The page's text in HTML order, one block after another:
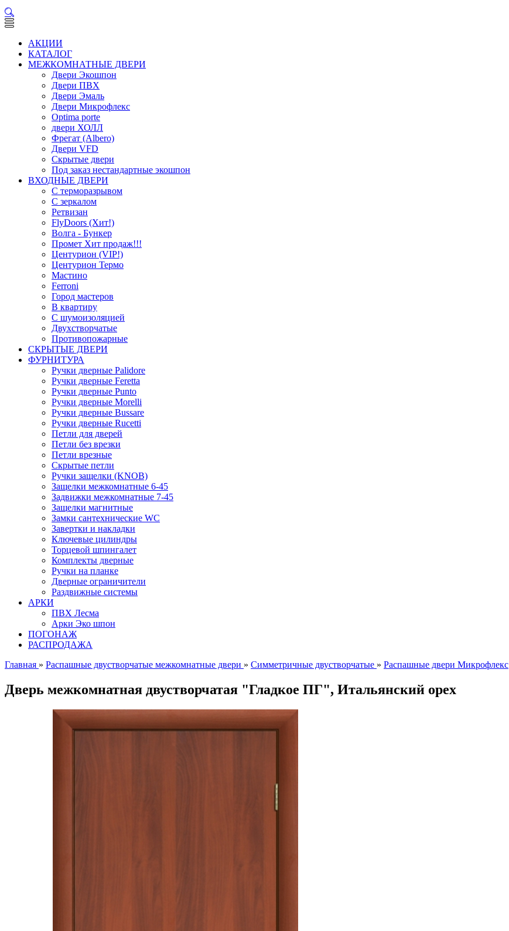
АКЦИИ
КАТАЛОГ
МЕЖКОМНАТНЫЕ ДВЕРИ
Двери Экошпон
Двери ПВХ
Двери Эмаль
Двери Микрофлекс
Optima porte
двери ХОЛЛ
Фрегат (Albero)
Двери VFD
Скрытые двери
Под заказ нестандартные экошпон
ВХОДНЫЕ ДВЕРИ
С терморазрывом
С зеркалом
Ретвизан
FlyDoors (Хит!)
Волга - Бункер
Промет Хит продаж!!!
Центурион (VIP!)
Центурион Термо
Мастино
Ferroni
Город мастеров
В квартиру
С шумоизоляцией
Двухстворчатые
Противопожарные
СКРЫТЫЕ ДВЕРИ
ФУРНИТУРА
Ручки дверные Palidore
Ручки дверные Feretta
Ручки дверные Punto
Ручки дверные Morelli
Ручки дверные Bussare
Ручки дверные Rucetti
Петли для дверей
Петли без врезки
Петли врезные
Скрытые петли
Ручки защелки (KNOB)
Защелки межкомнатные 6-45
Задвижки межкомнатные 7-45
Защелки магнитные
Замки сантехнические WC
Завертки и накладки
Ключевые цилиндры
Торцевой шпингалет
Комплекты дверные
Ручки на планке
Дверные ограничители
Раздвижные системы
АРКИ
ПВХ Лесма
Арки Эко шпон
ПОГОНАЖ
РАСПРОДАЖА
Главная » Распашные двустворчатые межкомнатные двери » Симметричные двустворчатые » Распашные двери Микрофлекс
Дверь межкомнатная двустворчатая "Гладкое ПГ", Итальянский орех